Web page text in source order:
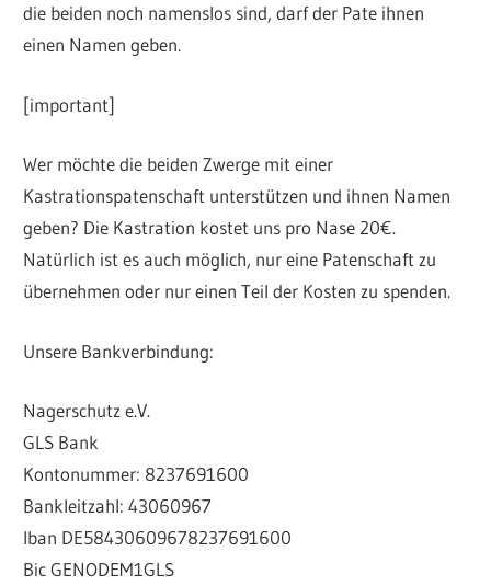
die beiden noch namenslos sind, darf der Pate ihnen
einen Namen geben.
[important]
Wer möchte die beiden Zwerge mit einer
Kastrationspatenschaft unterstützen und ihnen Namen
geben? Die Kastration kostet uns pro Nase 20€.
Natürlich ist es auch möglich, nur eine Patenschaft zu
übernehmen oder nur einen Teil der Kosten zu spenden.
Unsere Bankverbindung:
Nagerschutz e.V.
GLS Bank
Kontonummer: 8237691600
Bankleitzahl: 43060967
Iban DE58430609678237691600
Bic GENODEM1GLS